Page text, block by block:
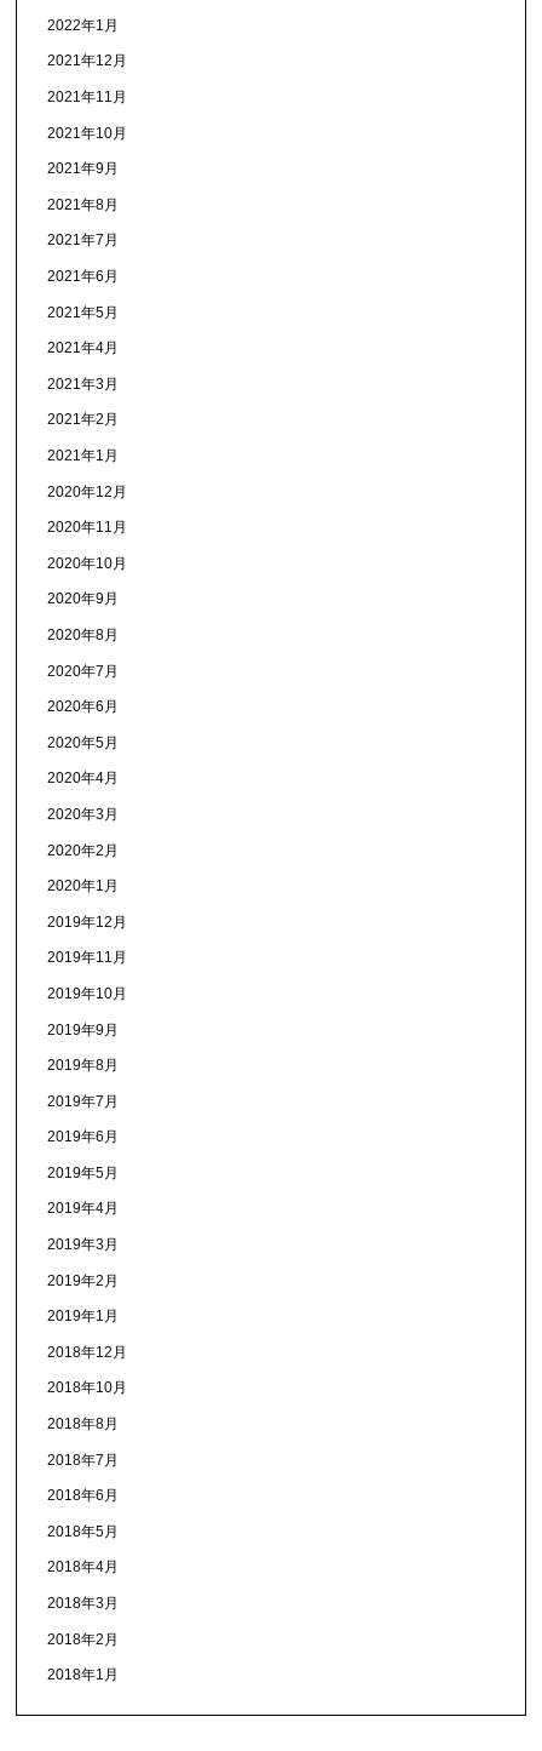
2022年1月
2021年12月
2021年11月
2021年10月
2021年9月
2021年8月
2021年7月
2021年6月
2021年5月
2021年4月
2021年3月
2021年2月
2021年1月
2020年12月
2020年11月
2020年10月
2020年9月
2020年8月
2020年7月
2020年6月
2020年5月
2020年4月
2020年3月
2020年2月
2020年1月
2019年12月
2019年11月
2019年10月
2019年9月
2019年8月
2019年7月
2019年6月
2019年5月
2019年4月
2019年3月
2019年2月
2019年1月
2018年12月
2018年10月
2018年8月
2018年7月
2018年6月
2018年5月
2018年4月
2018年3月
2018年2月
2018年1月